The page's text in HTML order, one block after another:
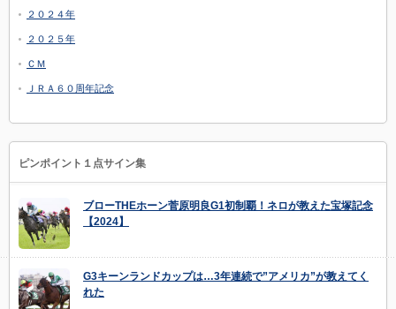
２０２４年
２０２５年
ＣＭ
ＪＲＡ６０周年記念
ピンポイント１点サイン集
ブローTHEホーン菅原明良G1初制覇！ネロが教えた宝塚記念
【2024】
G3キーンランドカップは…3年連続で”アメリカ”が教えてく
れた